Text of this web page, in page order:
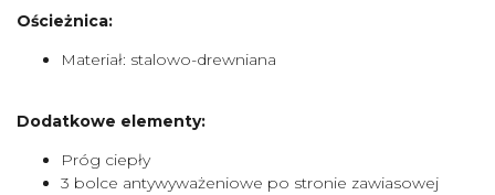
Ościeżnica:
Materiał: stalowo-drewniana
Dodatkowe elementy:
Próg ciepły
3 bolce antywyważeniowe po stronie zawiasowej